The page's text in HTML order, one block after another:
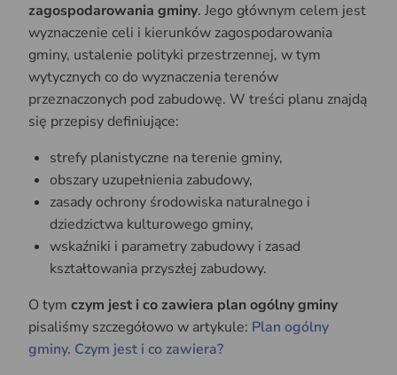
zagospodarowania gminy. Jego głównym celem jest
wyznaczenie celi i kierunków zagospodarowania
gminy, ustalenie polityki przestrzennej, w tym
wytycznych co do wyznaczenia terenów
przeznaczonych pod zabudowę. W treści planu znajdą
się przepisy definiujące:
strefy planistyczne na terenie gminy,
obszary uzupełnienia zabudowy,
zasady ochrony środowiska naturalnego i
dziedzictwa kulturowego gminy,
wskaźniki i parametry zabudowy i zasad
kształtowania przyszłej zabudowy.
O tym czym jest i co zawiera plan ogólny gminy
pisaliśmy szczegółowo w artykule: Plan ogólny
gminy. Czym jest i co zawiera?